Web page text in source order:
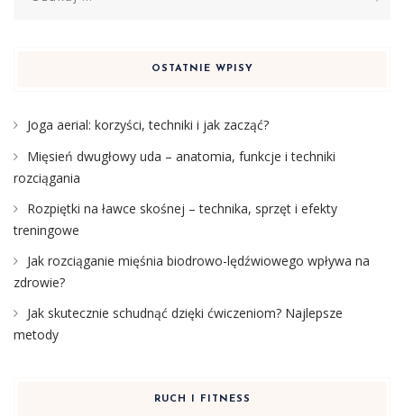
OSTATNIE WPISY
Joga aerial: korzyści, techniki i jak zacząć?
Mięsień dwugłowy uda – anatomia, funkcje i techniki
rozciągania
Rozpiętki na ławce skośnej – technika, sprzęt i efekty
treningowe
Jak rozciąganie mięśnia biodrowo-lędźwiowego wpływa na
zdrowie?
Jak skutecznie schudnąć dzięki ćwiczeniom? Najlepsze
metody
RUCH I FITNESS